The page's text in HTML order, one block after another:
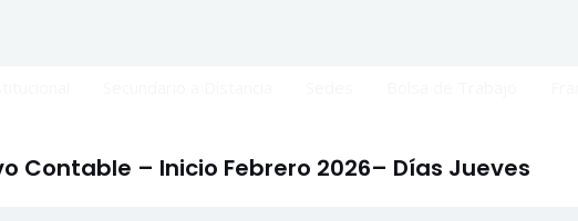
Contable – Inicio Febrero 2026– Días Jueves